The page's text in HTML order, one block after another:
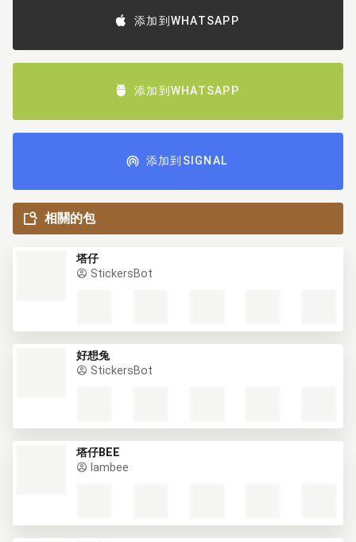
添加到WHATSAPP
添加到WHATSAPP
添加到SIGNAL
相關的包
塔仔
StickersBot
好想兔
StickersBot
塔仔BEE
lambee